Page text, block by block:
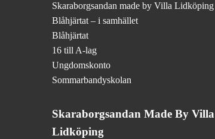
Skaraborgsandan made by Villa Lidköping
Blåhjärtat – i samhället
Blåhjärtat
16 till A-lag
Ungdomskonto
Sommarbandyskolan
Skaraborgsandan Made By Villa
Lidköping